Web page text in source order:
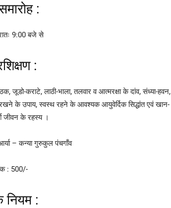
:
9:00 बजे से
:
जूडो-कराटे, लाठी-भाला, तलवार व आत्मरक्षा के दांव, संध्या-हवन,
रखने के उपाय, स्वस्थ रहने के आवश्यक आयुवेर्दिक सिद्धांत एवं खान-
जीवन के रहस्य ।
आर्या – कन्या गुरुकुल पंचगाँव
: 500/-
नियम :